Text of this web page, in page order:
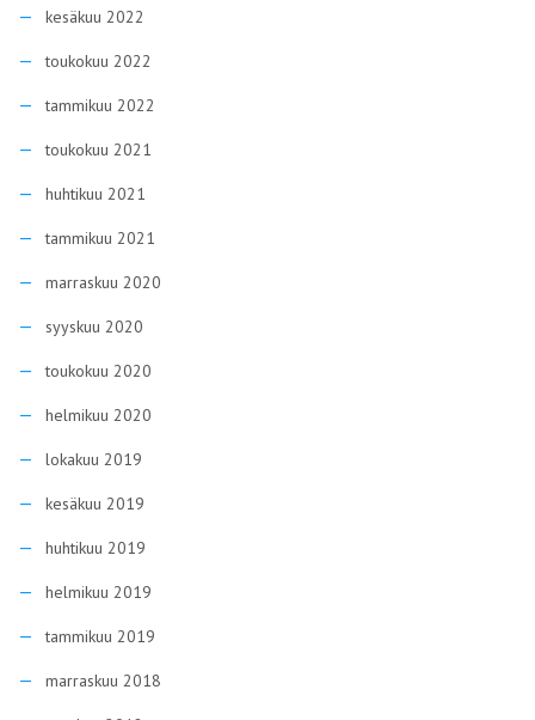
kesäkuu 2022
toukokuu 2022
tammikuu 2022
toukokuu 2021
huhtikuu 2021
tammikuu 2021
marraskuu 2020
syyskuu 2020
toukokuu 2020
helmikuu 2020
lokakuu 2019
kesäkuu 2019
huhtikuu 2019
helmikuu 2019
tammikuu 2019
marraskuu 2018